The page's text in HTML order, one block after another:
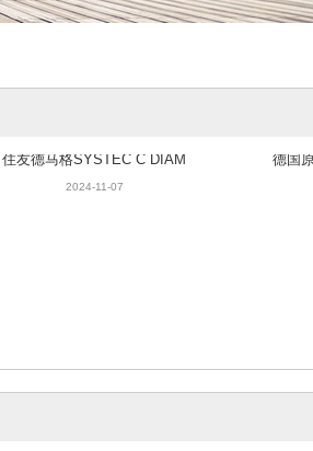
OND混动注塑机
2024-11-07